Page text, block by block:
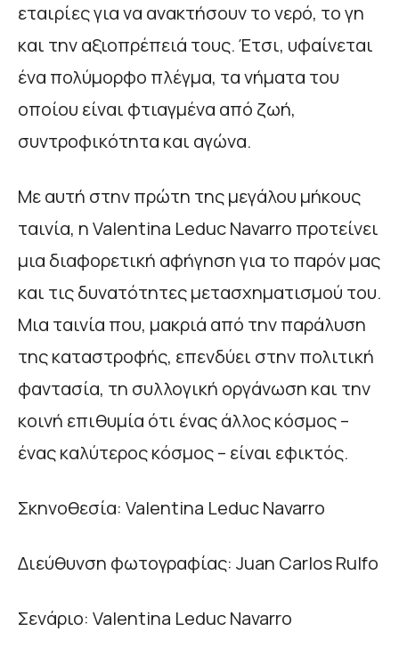
εταιρίες για να ανακτήσουν το νερό, το γη
και την αξιοπρέπειά τους. Έτσι, υφαίνεται
ένα πολύμορφο πλέγμα, τα νήματα του
οποίου είναι φτιαγμένα από ζωή,
συντροφικότητα και αγώνα.
Με αυτή στην πρώτη της μεγάλου μήκους
ταινία, η Valentina Leduc Navarro προτείνει
μια διαφορετική αφήγηση για το παρόν μας
και τις δυνατότητες μετασχηματισμού του.
Μια ταινία που, μακριά από την παράλυση
της καταστροφής, επενδύει στην πολιτική
φαντασία, τη συλλογική οργάνωση και την
κοινή επιθυμία ότι ένας άλλος κόσμος –
ένας καλύτερος κόσμος – είναι εφικτός.
Σκηνοθεσία: Valentina Leduc Navarro
Διεύθυνση φωτογραφίας: Juan Carlos Rulfo
Σενάριο: Valentina Leduc Navarro